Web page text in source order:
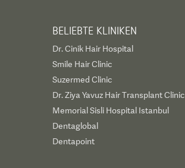
BELIEBTE KLINIKEN
Dr. Cinik Hair Hospital
Smile Hair Clinic
Suzermed Clinic
Dr. Ziya Yavuz Hair Transplant Clinic
Memorial Sisli Hospital Istanbul
Dentaglobal
Dentapoint